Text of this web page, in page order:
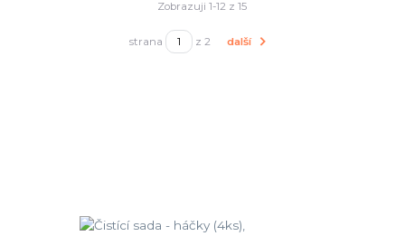
Zobrazuji 1-12 z 15
strana z 2 další